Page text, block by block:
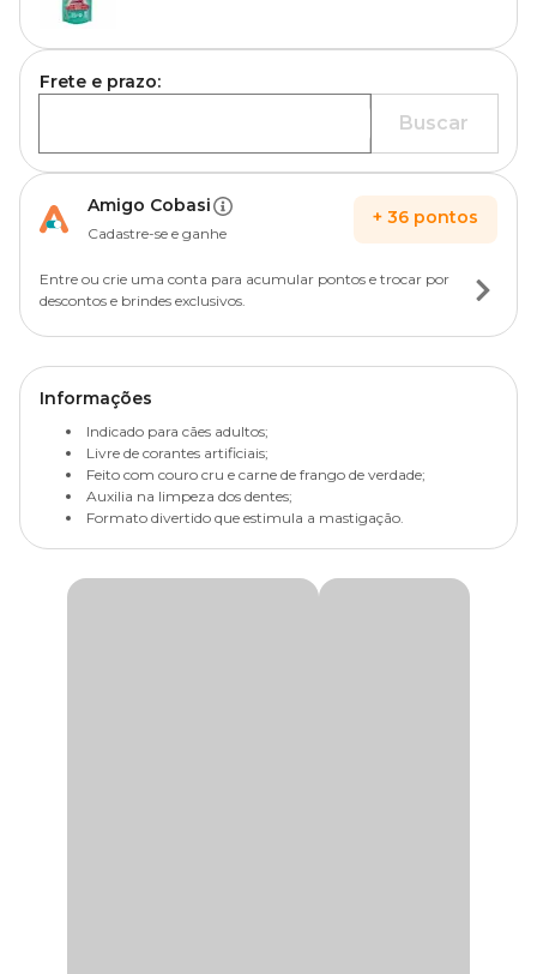
Frete e prazo:
Buscar
Amigo Cobasi
Cadastre-se e ganhe
+ 36 pontos
Entre ou crie uma conta para acumular pontos e trocar por
descontos e brindes exclusivos.
Informações
Indicado para cães adultos;
Livre de corantes artificiais;
Feito com couro cru e carne de frango de verdade;
Auxilia na limpeza dos dentes;
Formato divertido que estimula a mastigação.